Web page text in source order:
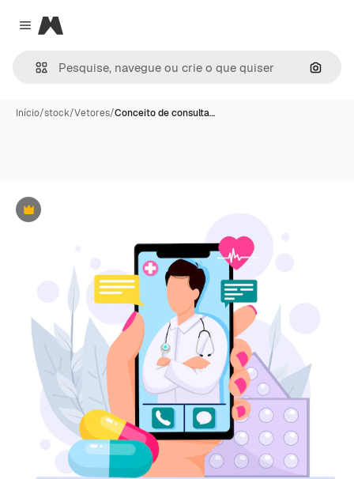
Close menu
Magnific
Início/stock/Vetores/Conceito de consulta…
Premium